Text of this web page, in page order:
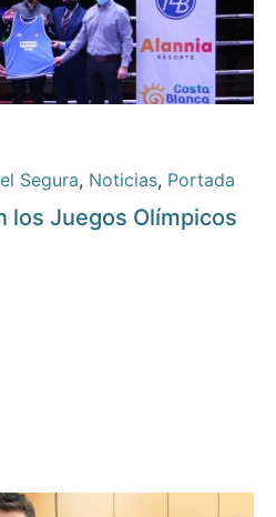
Segura, Noticias, Portada
los Juegos Olímpicos